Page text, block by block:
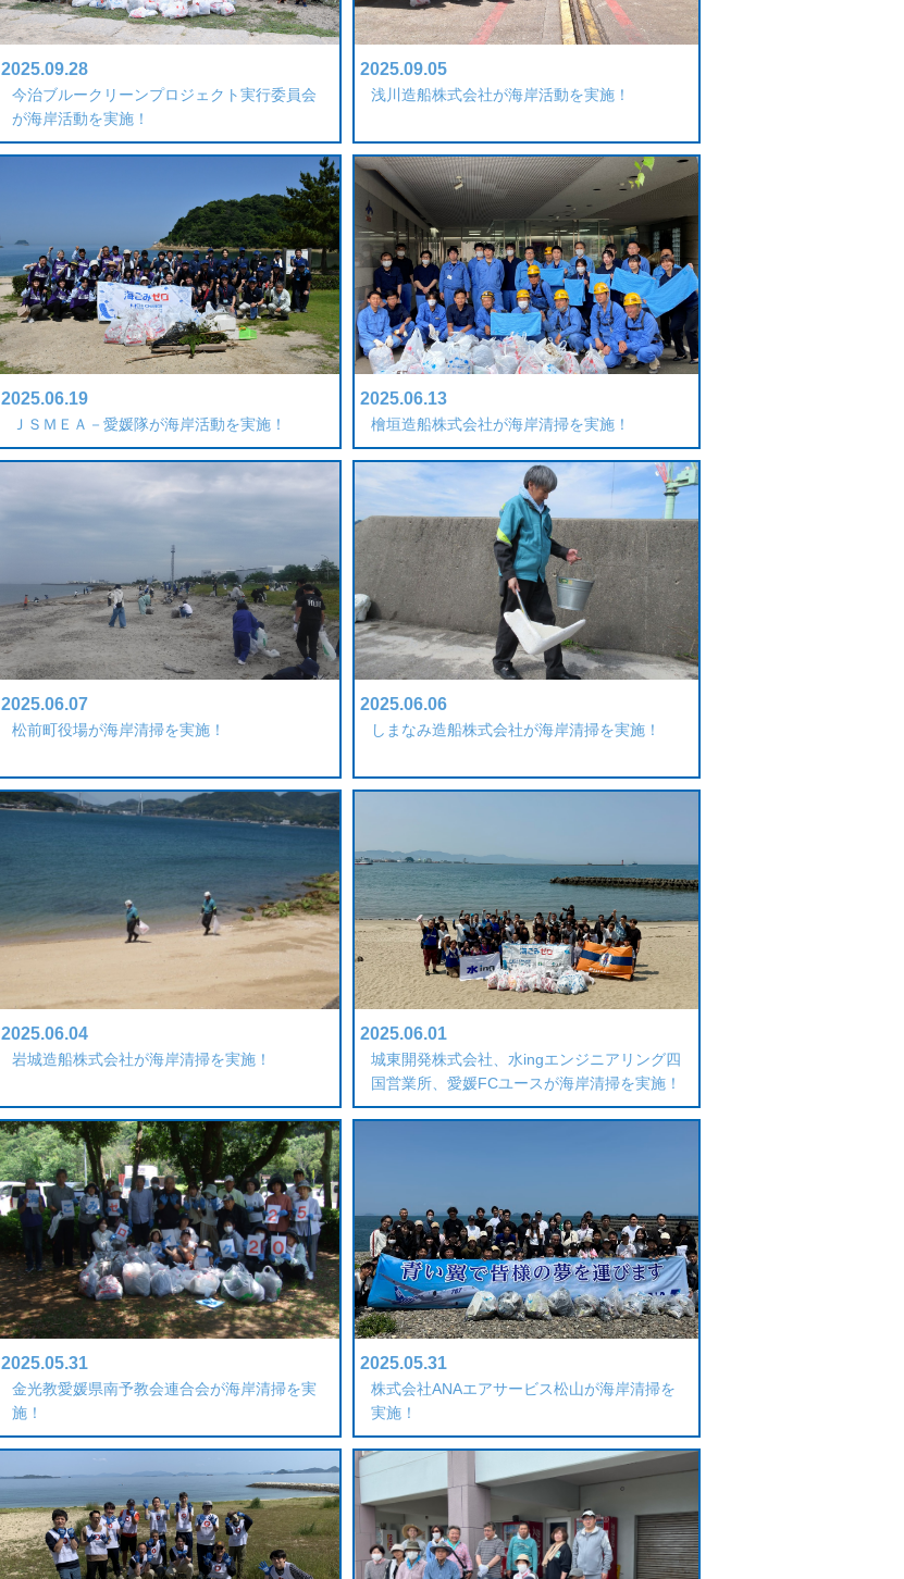
2025.09.28
今治ブルークリーンプロジェクト実行委員会
が海岸活動を実施！
2025.09.05
浅川造船株式会社が海岸活動を実施！
2025.06.19
ＪＳＭＥＡ－愛媛隊が海岸活動を実施！
2025.06.13
檜垣造船株式会社が海岸清掃を実施！
2025.06.07
松前町役場が海岸清掃を実施！
2025.06.06
しまなみ造船株式会社が海岸清掃を実施！
2025.06.04
岩城造船株式会社が海岸清掃を実施！
2025.06.01
城東開発株式会社、水ingエンジニアリング四
国営業所、愛媛FCユースが海岸清掃を実施！
2025.05.31
金光教愛媛県南予教会連合会が海岸清掃を実
施！
2025.05.31
株式会社ANAエアサービス松山が海岸清掃を
実施！